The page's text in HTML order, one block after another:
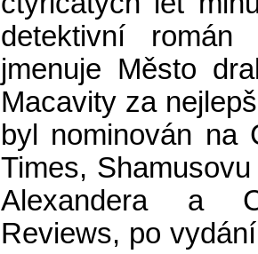
detektivní
jmenuje Město
Macavity za
byl nominován na
Times,
Alexandera a
Reviews, po